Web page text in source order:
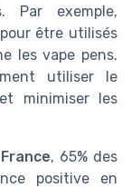
Par exemple,
être utilisés
les vape pens.
utiliser le
minimiser les
, 65% des
positive en